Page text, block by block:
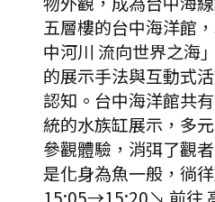
五層樓的台中海洋館
中河川 流向世界之海
的展示手法與互動式
認知。台中海洋館共
統的水族缸展示，多
參觀體驗，消弭了觀
是化身為魚一般，徜
15:05→15:20↘ 前往